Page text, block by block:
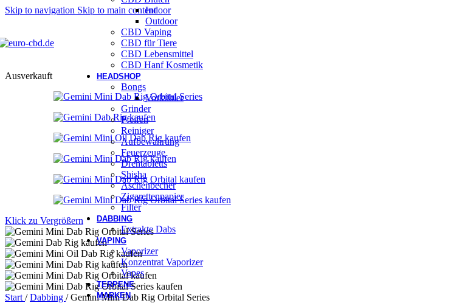
Skip to navigation Skip to main contentIndoor
Outdoor
CBD Vaping
CBD für Tiere
CBD Lebensmittel
CBD Hanf Kosmetik
HEADSHOP
Bongs
Vorkühler
Grinder
Pfeifen
Reiniger
Aufbewahrung
Feuerzeuge
Drehtabletts
Shisha
Aschenbecher
Zigarettenpapier
Filter
DABBING
Extrakte Dabs
VAPING
Vaporizer
Konzentrat Vaporizer
Vapes
TERPENE
MARKEN
Ausverkauft
Klick zu Vergrößern
Start / Dabbing / Gemini Mini Dab Rig Orbital Series